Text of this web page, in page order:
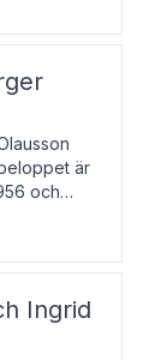
att den
är
och
och
un
Ingrid